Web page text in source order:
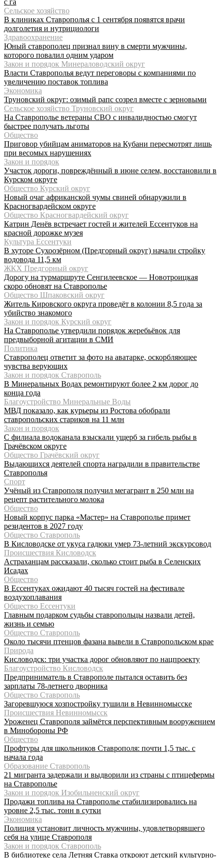
Сельское хозяйство
В клиниках Ставрополья с 1 сентября появятся врачи
долголетия и нутрициологи
Здравоохранение
Юный ставрополец признал вину в смерти мужчины,
которого повалил одним ударом
Закон и порядок Минераловодский округ
Власти Ставрополья ведут переговоры с компаниями по
увеличению поставок топлива
Экономика
Труновский округ: озимый рапс созрел вместе с зерновыми
Сельское хозяйство Труновский округ
На Ставрополье ветераны СВО с инвалидностью смогут
быстрее получать льготы
Общество
Приговор убийцам аниматоров на Кубани пересмотрят лишь
при весомых нарушениях
Закон и порядок
Участок дороги, повреждённый в июне селем, восстановили в
Курском округе
Общество Курский округ
Новый очаг африканской чумы свиней обнаружили в
Красногвардейском округе
Общество Красногвардейский округ
Катрин Денёв встречает гостей и жителей Ессентуков на
красной дорожке музея
Культура Ессентуки
В хуторе Сухоозёрном (Предгорный округ) начали стройку
водовода 11,5 км
ЖКХ Предгорный округ
Дорогу на турмаршруте Сенгилеевское — Новотроицкая
скоро обновят на Ставрополье
Общество Шпаковский округ
Житель Кировского округа проведёт в колонии 8,5 года за
убийство знакомого
Закон и порядок Курский округ
На Ставрополье утвердили порядок жеребьёвок для
предвыборной агитации в СМИ
Политика
Ставрополец ответит за фото на аватарке, оскорбляющее
чувства верующих
Закон и порядок Ставрополь
В Минеральных Водах ремонтируют более 2 км дорог до
конца года
Благоустройство Минеральные Воды
МВД показало, как курьеры из Ростова обобрали
ставропольских стариков на 11 млн
Закон и порядок
С филиала водоканала взыскали ущерб за гибель рыбы в
Грачёвском округе
Общество Грачёвский округ
Выдающихся деятелей спорта наградили в правительстве
Ставрополья
Спорт
Учёный из Ставрополя получил мегагрант в 250 млн на
рецепт растительного молока
Общество
Новый корпус парка «Мастер» на Ставрополье примет
резидентов в 2027 году
Общество Ставрополь
В Кисловодске от укуса гадюки умер 73-летний экскурсовод
Происшествия Кисловодск
Астраханцам рассказали, сколько стоит рыба в Селенских
Исадах
Общество
В Ессентуках ожидают 40 тысяч гостей на фестивале
воздухоплавания
Общество Ессентуки
Главным подарком судьбы ставропольцы назвали детей,
жизнь и семью
Общество Ставрополь
Около тысячи птенцов фазана вывели в Ставропольском крае
Природа
Кисловодск: три участка дорог обновляют по нацпроекту
Благоустройство Кисловодск
Предприниматель в Ставрополе пытался оставить без
зарплаты 78-летнего дворника
Общество Ставрополь
Загоревшуюся хозпостройку тушили в Невинномысске
Происшествия Невинномысск
Уроженец Ставрополя займётся перспективным вооружением
в Минобороны РФ
Общество
Профтуры для школьников Ставрополя: почти 1,5 тыс. с
начала года
Образование Ставрополь
21 мигранта задержали и выдворили из страны с птицефермы
на Ставрополье
Закон и порядок Изобильненский округ
Продажи топлива на Ставрополье стабилизировались на
уровне 2,5 тыс. тонн в сутки
Экономика
Полиция установит личность мужчины, удовлетворявшего
себя на улице Ставрополя
Закон и порядок Ставрополь
В библиотеке села Летняя Ставка откроют детский культурно-